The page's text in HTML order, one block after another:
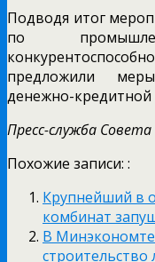
Подводя итог
по
предложили
денежно-
Пресс-служба
Похожие записи: :
Крупнейший в
комбинат
В